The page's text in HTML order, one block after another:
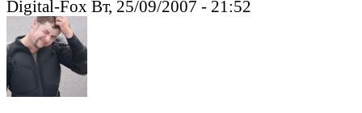
Digital-Fox Вт, 25/09/2007 - 21:52